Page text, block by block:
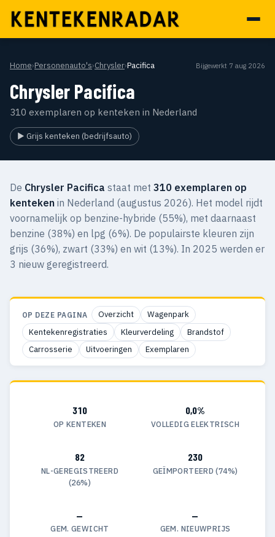
Home›Personenauto's›Chrysler›Pacifica Bijgewerkt 7 aug 2026
Chrysler Pacifica
310 exemplaren op kenteken in Nederland
▶ Grijs kenteken (bedrijfsauto)
De Chrysler Pacifica staat met 310 exemplaren op
kenteken in Nederland (augustus 2026). Het model rijdt
voornamelijk op benzine-hybride (55%), met daarnaast
benzine (38%) en lpg (6%). De populairste kleuren zijn
grijs (36%), zwart (33%) en wit (13%). In 2025 werden er
3 nieuw geregistreerd.
OP DEZE PAGINA Overzicht
Wagenpark
Kentekenregistraties
Kleurverdeling
Brandstof
Carrosserie
Uitvoeringen Exemplaren
310
OP KENTEKEN
0,0%
VOLLEDIG ELEKTRISCH
82
NL-GEREGISTREERD
(26%)
230
GEÏMPORTEERD (74%)
—
GEM. GEWICHT
—
GEM. NIEUWPRIJS